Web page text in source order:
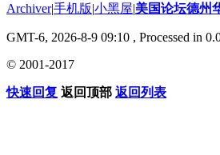
Archiver|手机版|小黑屋|美国论坛德州
GMT-6, 2026-8-9 09:10 , Processed in
© 2001-2017
快速回复 返回顶部 返回列表